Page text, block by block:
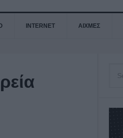
INTERNET ΑΙΧΜΕΣ